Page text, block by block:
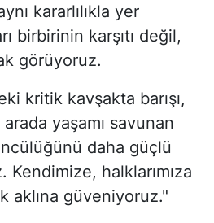
kararlılıkla yer
birbirinin karşıtı değil,
görüyoruz.
kritik kavşakta barışı,
yaşamı savunan
daha güçlü
Kendimize, halklarımıza
aklına güveniyoruz."